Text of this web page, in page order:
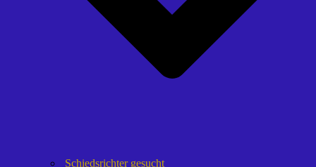
Schiedsrichter gesucht